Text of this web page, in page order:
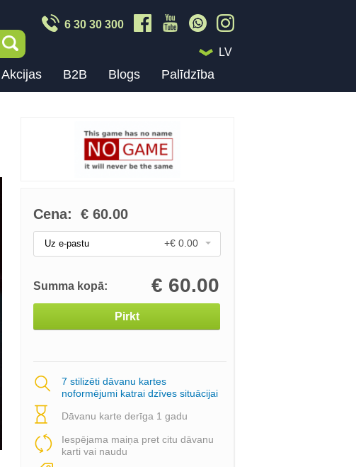
6 30 30 300
LV
Akcijas B2B Blogs Palīdzība
Cena: € 60.00
Uz e-pastu +€ 0.00
Summa kopā: € 60.00
Pirkt
7 stilizēti dāvanu kartes
noformējumi katrai dzīves situācijai
Dāvanu karte derīga 1 gadu
Iespējama maiņa pret citu dāvanu
karti vai naudu